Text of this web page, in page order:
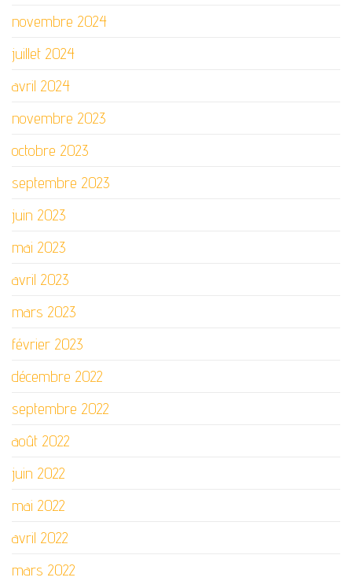
novembre 2024
juillet 2024
avril 2024
novembre 2023
octobre 2023
septembre 2023
juin 2023
mai 2023
avril 2023
mars 2023
février 2023
décembre 2022
septembre 2022
août 2022
juin 2022
mai 2022
avril 2022
mars 2022